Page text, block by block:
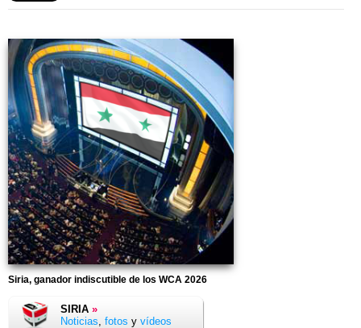
Siria, ganador indiscutible de los WCA 2026
SIRIA »
Noticias, fotos y vídeos